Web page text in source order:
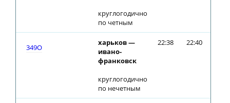
круглогодично
по четным
349О
харьков —
ивано-
франковск
круглогодично
по нечетным
22:38 22:40